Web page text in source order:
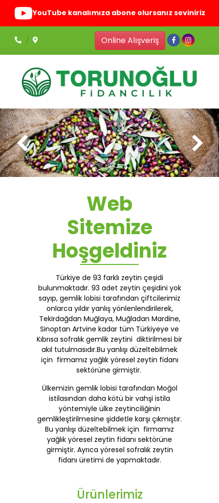
YouTube kanalımıza abone olursanız seviniriz
Online Alışveriş
Web
Sitemize
Hoşgeldiniz
Türkiye de 93 farklı zeytin çeşidi
bulunmaktadır. 93 adet zeytin çeşidini yok
sayıp, gemlik lobisi tarafından çiftcilerimiz
onlarca yıldır yanlış yönlenlendirilerek,
Tekirdağdan Muğlaya, Muğladan Mardine,
Sinoptan Artvine kadar tüm Türkiyeye ve
Kıbrısa sofralık gemlik zeytini diktirilmesi bir
akıl tutulmasıdır.Bu yanlışı düzeltebilmek
için firmamız yağlık yöresel zeytin fidanı
sektörüne girmiştir.
Ülkemizin gemlik lobisi tarafından Moğol
istilasından daha kötü bir vahşi istila
yöntemiyle ülke zeytinciliğinin
gemlikleştirilmesine şiddetle karşı çıkmıştır.
Bu yanlışı düzeltebilmek için firmamız
yağlık yöresel zeytin fidanı sektörüne
girmiştir. Ayrıca yöresel sofralık zeytin
fidanı üretimi de yapmaktadır.
Ürünlerimiz